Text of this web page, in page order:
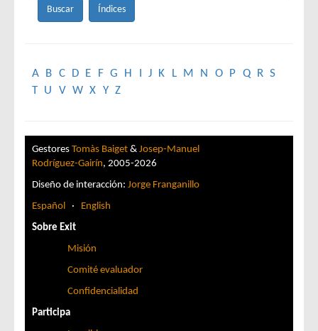
A B C D E F G H J K L M N O P Q R S
T U V W X Y Z
Gestores Tomàs Baiget & Josep-Manuel
Rodríguez-Gairín, 2005-2026
Diseño de interacción: Jorge Franganillo
Español · English
Sobre Exit
Misión
Comité evaluador
Confidencialidad
Participa